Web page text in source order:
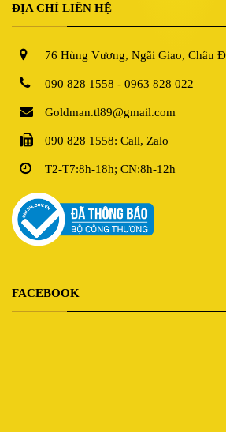
ĐỊA CHỈ LIÊN HỆ
76 Hùng Vương, Ngãi Giao, Châu
090 828 1558 - 0963 828 022
Goldman.tl89@gmail.com
090 828 1558: Call, Zalo
T2-T7:8h-18h; CN:8h-12h
FACEBOOK